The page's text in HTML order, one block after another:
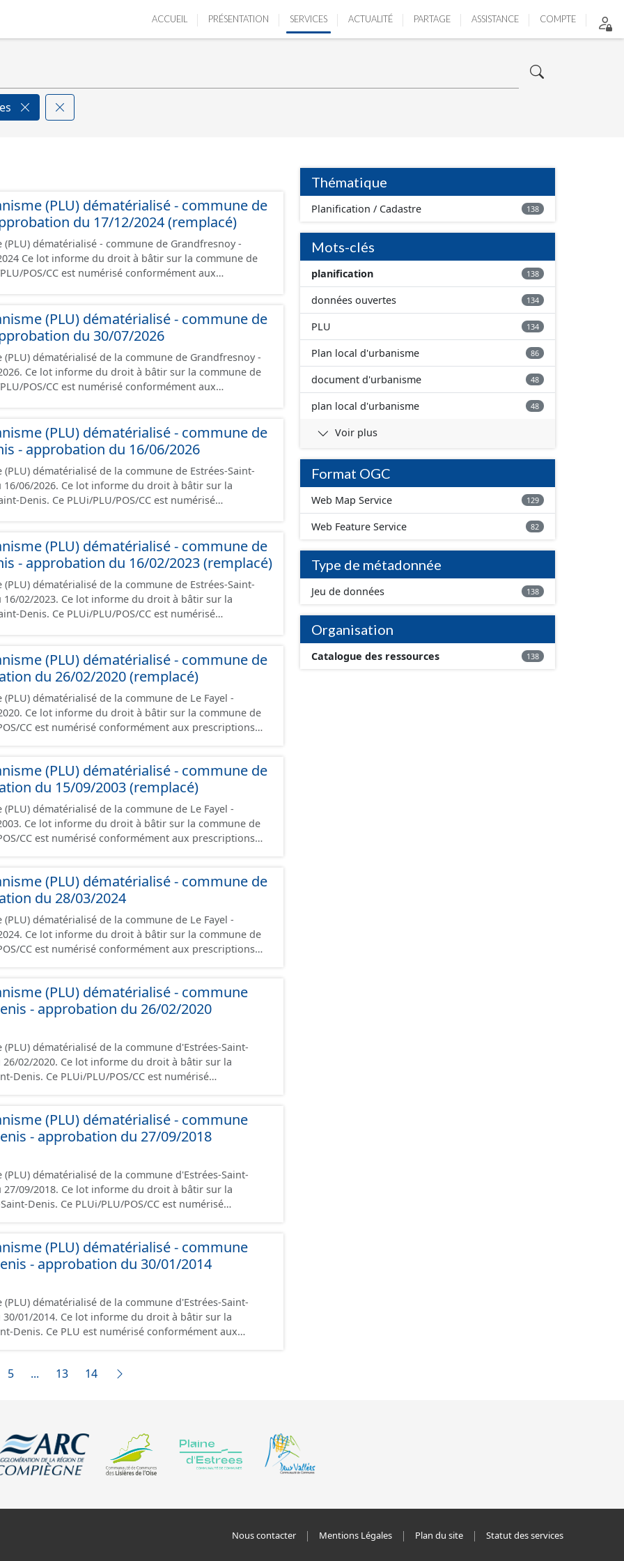
ACCUEIL PRÉSENTATION SERVICES ACTUALITÉ PARTAGE ASSISTANCE COMPTE
(PLU) dématérialisé - commune de
du 17/12/2024 (remplacé)
dématérialisé - commune de Grandfresnoy -
de
POS/CC est numérisé conformément aux
orientations d'aménagement et les données
papier font foi et sont opposables d'un point
(PLU) dématérialisé - commune de
du 30/07/2026
dématérialisé de la commune de Grandfresnoy -
de
Malgré l'attention portée à la
il est rappelé que seuls les documents papier font foi
point de vue juridique.
(PLU) dématérialisé - commune de
- approbation du 16/06/2026
dématérialisé de la commune de Estrées-Saint-
du droit à bâtir sur la
CC est numérisé
et les données géographiques. Malgré
de ces données, il est rappelé que seuls les
et sont opposables d'un point de vue juridique.
(PLU) dématérialisé - commune de
- approbation du 16/02/2023 (remplacé)
dématérialisé de la commune de Estrées-Saint-
du droit à bâtir sur la
CC est numérisé
et les données géographiques. Malgré
de ces données, il est rappelé que seuls les
et sont opposables d'un point de vue juridique.
(PLU) dématérialisé - commune de
du 26/02/2020 (remplacé)
dématérialisé de la commune de Le Fayel -
de
d'aménagement et les données géographiques.
à la création de ces données, il est rappelé que seuls
foi et sont opposables d'un point de vue juridique.
(PLU) dématérialisé - commune de
du 15/09/2003 (remplacé)
dématérialisé de la commune de Le Fayel -
de
d'aménagement et les données géographiques.
à la création de ces données, il est rappelé que seuls
foi et sont opposables d'un point de vue juridique.
(PLU) dématérialisé - commune de
du 28/03/2024
dématérialisé de la commune de Le Fayel -
de
Malgré l'attention portée à la
il est rappelé que seuls les documents papier font foi
point de vue juridique.
(PLU) dématérialisé - commune
- approbation du 26/02/2020
dématérialisé de la commune d'Estrées-Saint-
du droit à bâtir sur la
CC est numérisé
et les données géographiques. Malgré
de ces données, il est rappelé que seuls les
et sont opposables d'un point de vue juridique.
(PLU) dématérialisé - commune
- approbation du 27/09/2018
dématérialisé de la commune d'Estrées-Saint-
du droit à bâtir sur la
POS/CC est numérisé
et les données géographiques. Malgré
de ces données, il est rappelé que seuls les
et sont opposables d'un point de vue juridique.
(PLU) dématérialisé - commune
- approbation du 30/01/2014
dématérialisé de la commune d'Estrées-Saint-
du droit à bâtir sur la
conformément aux
le PADD, le règlement (à l'exception des plans de
orientations d'aménagement et les données
5 ... 13 14
Thématique
Planification / Cadastre 138
Mots-clés
planification 138
données ouvertes 134
PLU 134
Plan local d'urbanisme 86
document d'urbanisme 48
plan local d'urbanisme 48
Voir plus
Format OGC
Web Map Service 129
Web Feature Service 82
Type de métadonnée
Jeu de données 138
Organisation
Catalogue des ressources 138
Nous contacter Mentions Légales Plan du site Statut des services